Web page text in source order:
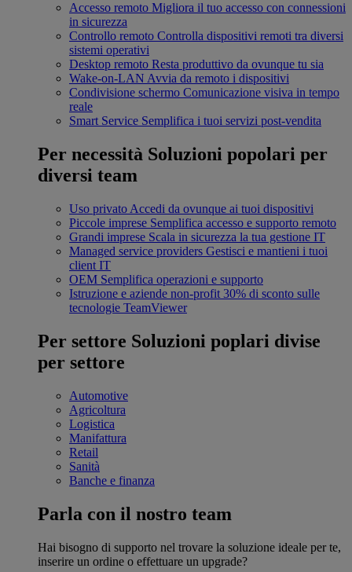
Accesso remoto Migliora il tuo accesso con connessioni
in sicurezza
Controllo remoto Controlla dispositivi remoti tra diversi
sistemi operativi
Desktop remoto Resta produttivo da ovunque tu sia
Wake-on-LAN Avvia da remoto i dispositivi
Condivisione schermo Comunicazione visiva in tempo
reale
Smart Service Semplifica i tuoi servizi post-vendita
Per necessità Soluzioni popolari per
diversi team
Uso privato Accedi da ovunque ai tuoi dispositivi
Piccole imprese Semplifica accesso e supporto remoto
Grandi imprese Scala in sicurezza la tua gestione IT
Managed service providers Gestisci e mantieni i tuoi
client IT
OEM Semplifica operazioni e supporto
Istruzione e aziende non-profit 30% di sconto sulle
tecnologie TeamViewer
Per settore Soluzioni poplari divise
per settore
Automotive
Agricoltura
Logistica
Manifattura
Retail
Sanità
Banche e finanza
Parla con il nostro team
Hai bisogno di supporto nel trovare la soluzione ideale per te,
inserire un ordine o effettuare un upgrade?